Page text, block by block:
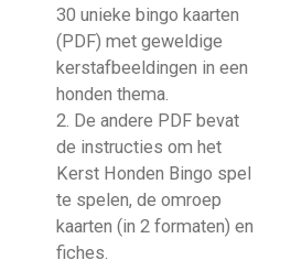
30 unieke bingo kaarten
(PDF) met geweldige
kerstafbeeldingen in een
honden thema.
2. De andere PDF bevat
de instructies om het
Kerst Honden Bingo spel
te spelen, de omroep
kaarten (in 2 formaten) en
fiches.